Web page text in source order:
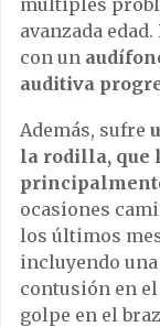
múltiples
avanzada
con un
auditiva
Además, sufre
la rodilla, que
ocasiones
los últimos
incluyendo
contusión en
golpe en el